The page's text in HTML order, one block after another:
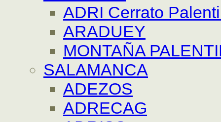
ADRI Cerrato
ARADUEY
MONTAÑA
SALAMANCA
ADEZOS
ADRECAG